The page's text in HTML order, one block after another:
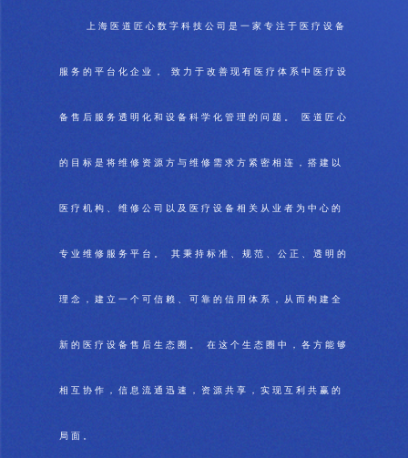
上海医道匠心数字科技公司是一家专注于医疗设备
服务的平台化企业， 致力于改善现有医疗体系中医疗设
备售后服务透明化和设备科学化管理的问题。 医道匠心
的目标是将维修资源方与维修需求方紧密相连，搭建以
医疗机构、维修公司以及医疗设备相关从业者为中心的
专业维修服务平台。 其秉持标准、规范、公正、透明的
理念，建立一个可信赖、可靠的信用体系，从而构建全
新的医疗设备售后生态圈。 在这个生态圈中，各方能够
相互协作，信息流通迅速，资源共享，实现互利共赢的
局面。